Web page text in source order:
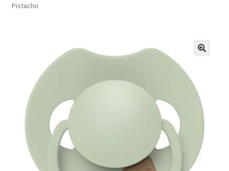
Coccolate Puericultura y Juguetería Educativa
Pistacho